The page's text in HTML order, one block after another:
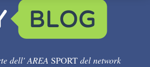
dell' AREA SPORT del network